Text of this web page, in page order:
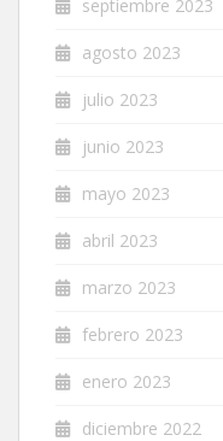
septiembre 2023
agosto 2023
julio 2023
junio 2023
mayo 2023
abril 2023
marzo 2023
febrero 2023
enero 2023
diciembre 2022